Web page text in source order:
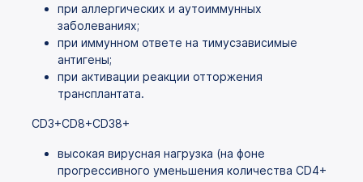
при аллергических и аутоиммунных
заболеваниях;
при иммунном ответе на тимусзависимые
антигены;
при активации реакции отторжения
трансплантата.
CD3+CD8+CD38+
высокая вирусная нагрузка (на фоне
прогрессивного уменьшения количества CD4+